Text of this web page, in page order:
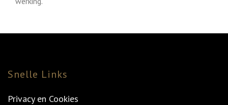
Snelle Links
Privacy en Cookies